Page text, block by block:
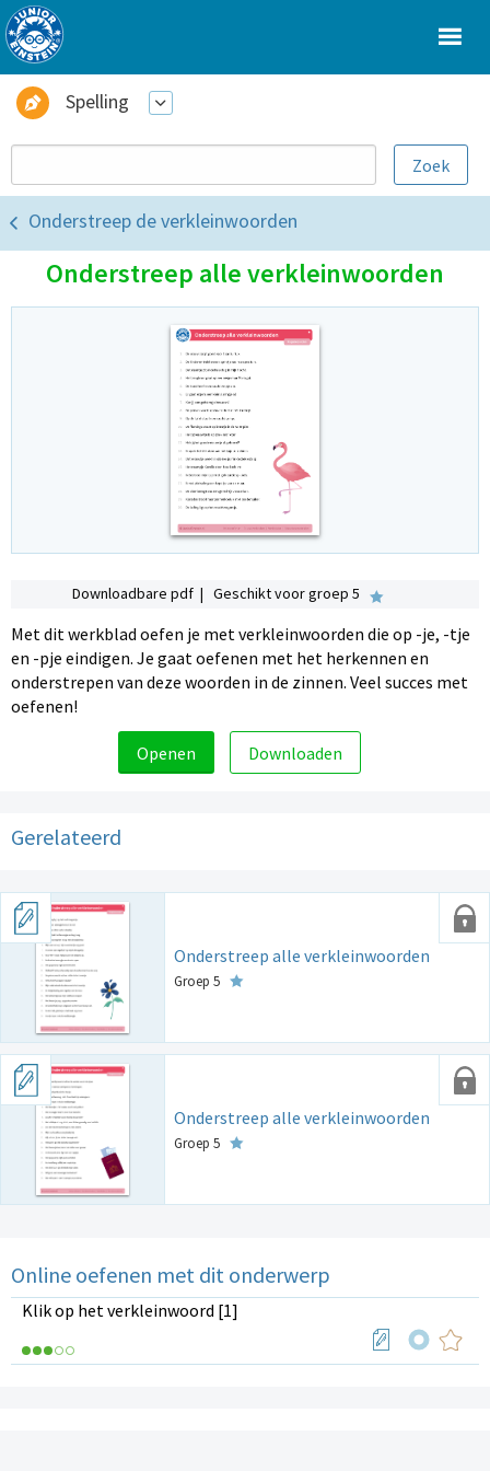
Spelling
Onderstreep de verkleinwoorden
Onderstreep alle verkleinwoorden
Downloadbare pdf | Geschikt voor groep 5
Met dit werkblad oefen je met verkleinwoorden die op -je, -tje
en -pje eindigen. Je gaat oefenen met het herkennen en
onderstrepen van deze woorden in de zinnen. Veel succes met
oefenen!
Openen Downloaden
Gerelateerd
Onderstreep alle verkleinwoorden
Groep 5
Onderstreep alle verkleinwoorden
Groep 5
Online oefenen met dit onderwerp
Klik op het verkleinwoord [1]